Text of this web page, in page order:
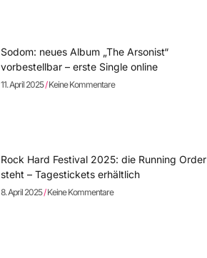
Sodom: neues Album „The Arsonist“
vorbestellbar – erste Single online
11. April 2025 Keine Kommentare
Rock Hard Festival 2025: die Running Order
steht – Tagestickets erhältlich
8. April 2025 Keine Kommentare